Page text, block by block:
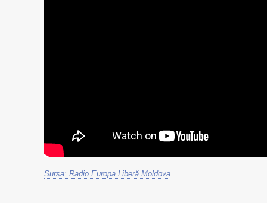
Sursa: Radio Europa Liberă Moldova